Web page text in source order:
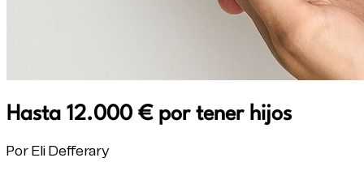
Hasta 12.000 € por tener hijos
Por Eli Defferary